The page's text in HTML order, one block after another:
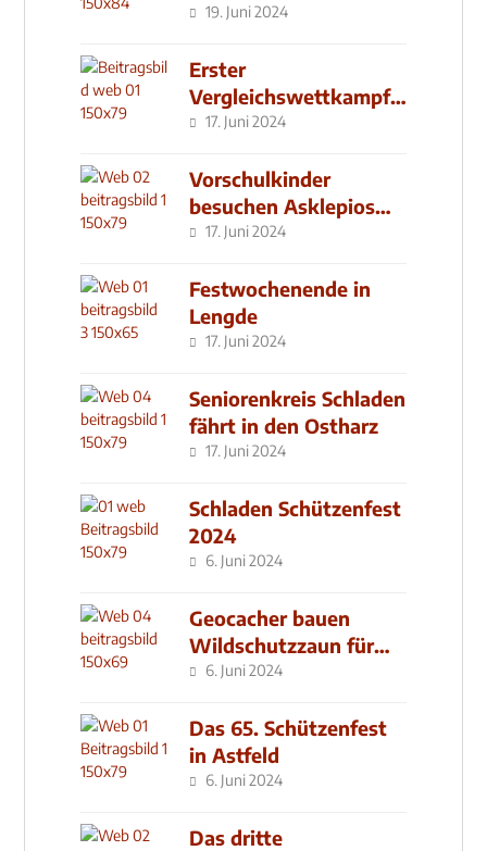
19. Juni 2024
Erster
Vergleichswettkampf
seit 2019
17. Juni 2024
Vorschulkinder
besuchen Asklepios
Klinik
17. Juni 2024
Festwochenende in
Lengde
17. Juni 2024
Seniorenkreis Schladen
fährt in den Ostharz
17. Juni 2024
Schladen Schützenfest
2024
6. Juni 2024
Geocacher bauen
Wildschutzzaun für
den MachMit! Wald
6. Juni 2024
Das 65. Schützenfest
in Astfeld
6. Juni 2024
Das dritte